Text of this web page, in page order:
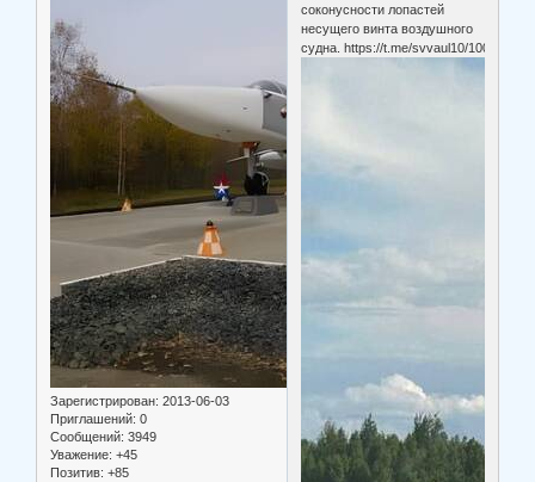
Зарегистрирован: 2013-06-03
Приглашений: 0
Сообщений: 3949
Уважение: +45
Позитив: +85
соконусности лопастей
несущего винта воздушного
судна. https://t.me/svvaul10/10062